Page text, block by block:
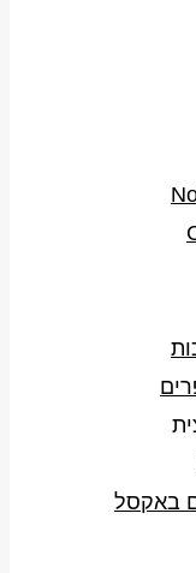
באקסל